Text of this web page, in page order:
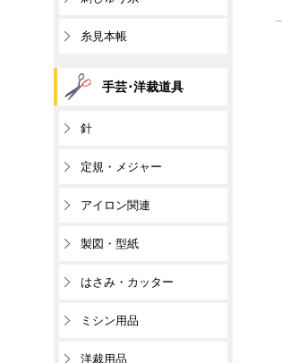
糸見本帳
手芸･洋裁道具
針
定規・メジャー
アイロン関連
製図・型紙
はさみ・カッター
ミシン用品
洋裁用品